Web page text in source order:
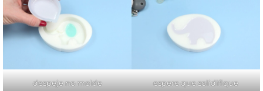
despeje no molde espere que solidifique